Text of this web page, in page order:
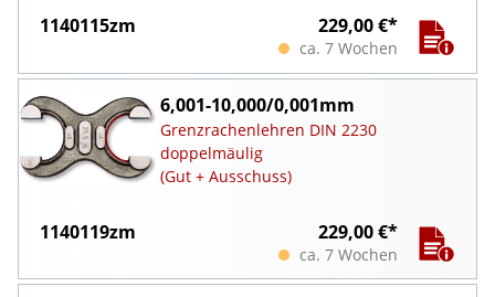
1140115zm 229,00 €*
ca. 7 Wochen
6,001-10,000/0,001mm
Grenzrachenlehren DIN 2230
doppelmäulig
(Gut + Ausschuss)
1140119zm 229,00 €*
ca. 7 Wochen